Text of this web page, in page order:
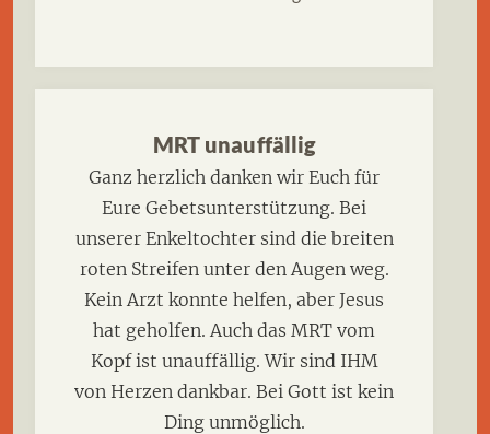
MRT unauffällig
Ganz herzlich danken wir Euch für
Eure Gebetsunterstützung. Bei
unserer Enkeltochter sind die breiten
roten Streifen unter den Augen weg.
Kein Arzt konnte helfen, aber Jesus
hat geholfen. Auch das MRT vom
Kopf ist unauffällig. Wir sind IHM
von Herzen dankbar. Bei Gott ist kein
Ding unmöglich.